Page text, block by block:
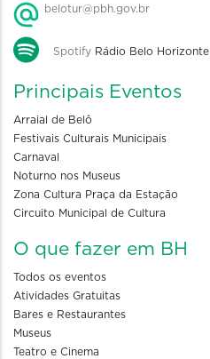
belotur@pbh.gov.br
Spotify Rádio Belo Horizonte
Principais Eventos
Arraial de Belô
Festivais Culturais Municipais
Carnaval
Noturno nos Museus
Zona Cultura Praça da Estação
Circuito Municipal de Cultura
O que fazer em BH
Todos os eventos
Atividades Gratuitas
Bares e Restaurantes
Museus
Teatro e Cinema